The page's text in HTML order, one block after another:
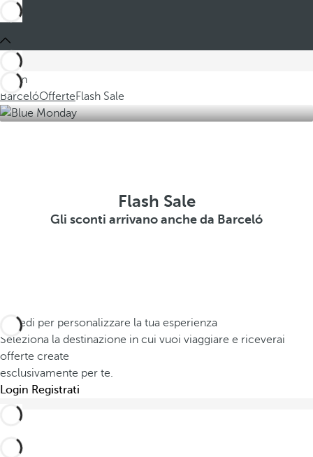
Sei in
BarcelóOfferteFlash Sale
Flash Sale
Gli sconti arrivano anche da Barceló
Accedi per personalizzare la tua esperienza
Seleziona la destinazione in cui vuoi viaggiare e riceverai
offerte create
esclusivamente per te.
Login Registrati